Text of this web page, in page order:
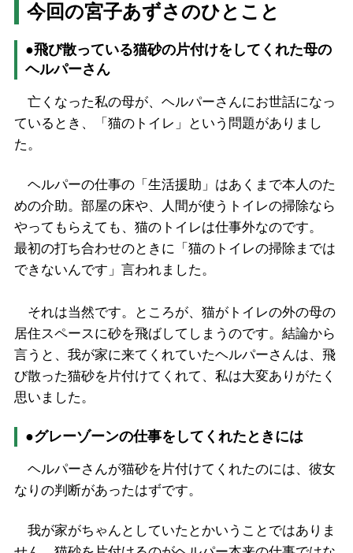
今回の宮子あずさのひとこと
●飛び散っている猫砂の片付けをしてくれた母の
ヘルパーさん
亡くなった私の母が、ヘルパーさんにお世話になっ
ているとき、「猫のトイレ」という問題がありまし
た。
ヘルパーの仕事の「生活援助」はあくまで本人のた
めの介助。部屋の床や、人間が使うトイレの掃除なら
やってもらえても、猫のトイレは仕事外なのです。
最初の打ち合わせのときに「猫のトイレの掃除までは
できないんです」言われました。
それは当然です。ところが、猫がトイレの外の母の
居住スペースに砂を飛ばしてしまうのです。結論から
言うと、我が家に来てくれていたヘルパーさんは、飛
び散った猫砂を片付けてくれて、私は大変ありがたく
思いました。
●グレーゾーンの仕事をしてくれたときには
ヘルパーさんが猫砂を片付けてくれたのには、彼女
なりの判断があったはずです。
我が家がちゃんとしていたとかいうことではありま